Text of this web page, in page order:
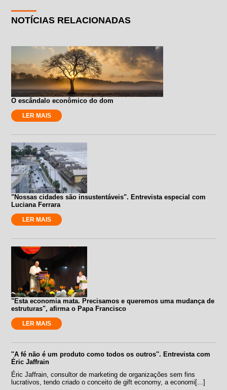
NOTÍCIAS RELACIONADAS
O escândalo econômico do dom
LER MAIS
"Nossas cidades são insustentáveis". Entrevista especial com
Luciana Ferrara
LER MAIS
"Esta economia mata. Precisamos e queremos uma mudança de
estruturas", afirma o Papa Francisco
LER MAIS
''A fé não é um produto como todos os outros''. Entrevista com
Éric Jaffrain
Éric Jaffrain, consultor de marketing de organizações sem fins
lucrativos, tendo criado o conceito de gift economy, a economi[...]